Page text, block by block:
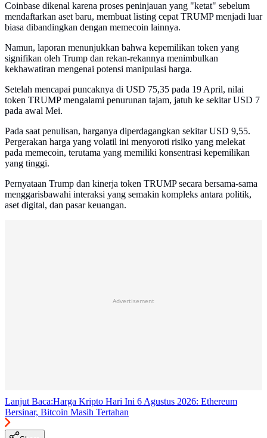
Coinbase dikenal karena proses peninjauan yang "ketat" sebelum
mendaftarkan aset baru, membuat listing cepat TRUMP menjadi luar
biasa dibandingkan dengan memecoin lainnya.
Namun, laporan menunjukkan bahwa kepemilikan token yang
signifikan oleh Trump dan rekan-rekannya menimbulkan
kekhawatiran mengenai potensi manipulasi harga.
Setelah mencapai puncaknya di USD 75,35 pada 19 April, nilai
token TRUMP mengalami penurunan tajam, jatuh ke sekitar USD 7
pada awal Mei.
Pada saat penulisan, harganya diperdagangkan sekitar USD 9,55.
Pergerakan harga yang volatil ini menyoroti risiko yang melekat
pada memecoin, terutama yang memiliki konsentrasi kepemilikan
yang tinggi.
Pernyataan Trump dan kinerja token TRUMP secara bersama-sama
menggarisbawahi interaksi yang semakin kompleks antara politik,
aset digital, dan pasar keuangan.
Advertisement
Lanjut Baca:Harga Kripto Hari Ini 6 Agustus 2026: Ethereum
Bersinar, Bitcoin Masih Tertahan